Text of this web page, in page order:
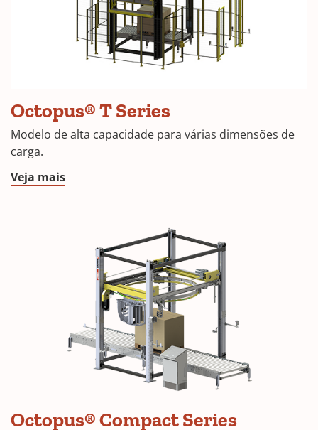
Octopus® T Series
Modelo de alta capacidade para várias dimensões de
carga.
Veja mais
Octopus® Compact Series